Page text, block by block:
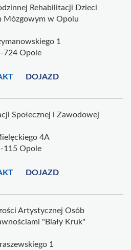
Rehabilitacji Dzieci
Mózgowym w Opolu
1
724 Opole
DOJAZD
Społecznej i Zawodowej
4A
115 Opole
DOJAZD
Artystycznej Osób
"Biały Kruk"
1